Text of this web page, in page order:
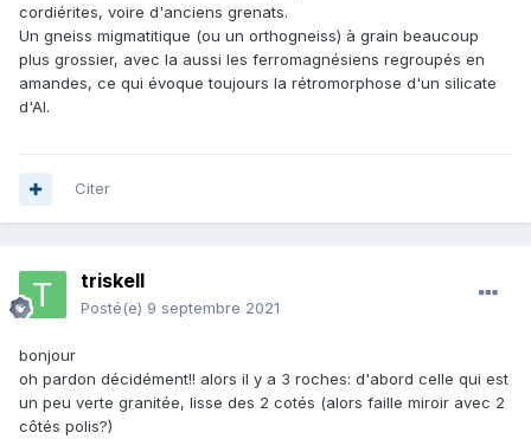
cordiérites, voire d'anciens grenats.
Un gneiss migmatitique (ou un orthogneiss) à grain beaucoup
plus grossier, avec la aussi les ferromagnésiens regroupés en
amandes, ce qui évoque toujours la rétromorphose d'un silicate
d'Al.
Citer
triskell
Posté(e) 9 septembre 2021
bonjour
oh pardon décidément!! alors il y a 3 roches: d'abord celle qui est
un peu verte granitée, lisse des 2 cotés (alors faille miroir avec 2
côtés polis?)